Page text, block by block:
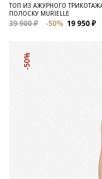
ТОП ИЗ АЖУРНОГО
ПОЛОСКУ MURIELLE
39 900 ₽ -50% 19 950 ₽
-50%